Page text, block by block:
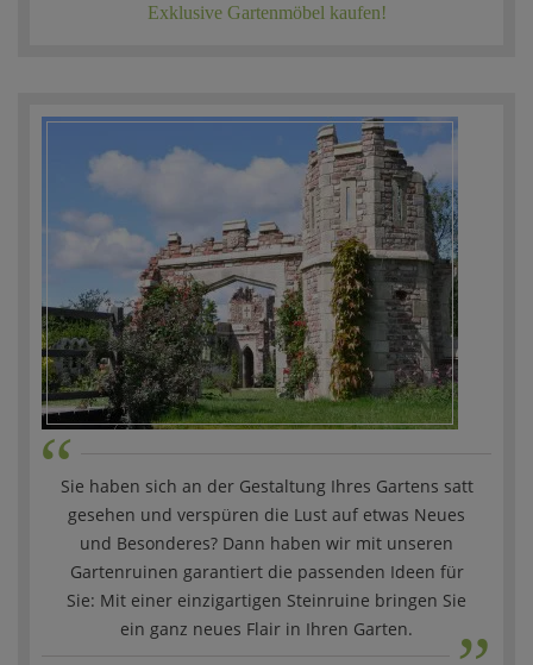
Exklusive Gartenmöbel kaufen!
“Sie haben sich an der Gestaltung Ihres Gartens satt
gesehen und verspüren die Lust auf etwas Neues
und Besonderes? Dann haben wir mit unseren
Gartenruinen garantiert die passenden Ideen für
Sie: Mit einer einzigartigen Steinruine bringen Sie
ein ganz neues Flair in Ihren Garten.
„